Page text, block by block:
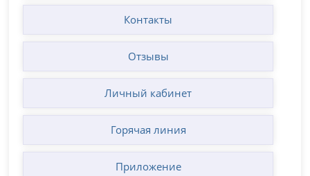
Контакты
Отзывы
Личный кабинет
Горячая линия
Приложение